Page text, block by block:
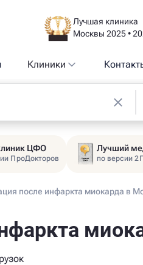
Лучшая клиника
Москвы 2025 •
Клиники
ЦФО
ПроДокторов
Лучший
по версии
после инфаркта миокарда в